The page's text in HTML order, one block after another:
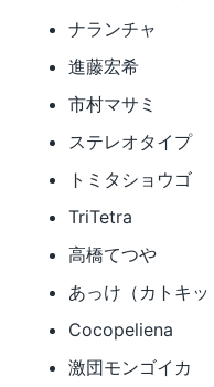
ナランチャ
進藤宏希
市村マサミ
ステレオタイプ
トミタショウゴ
TriTetra
高橋てつや
あっけ（カトキッ
Cocopeliena
激団モンゴイカ